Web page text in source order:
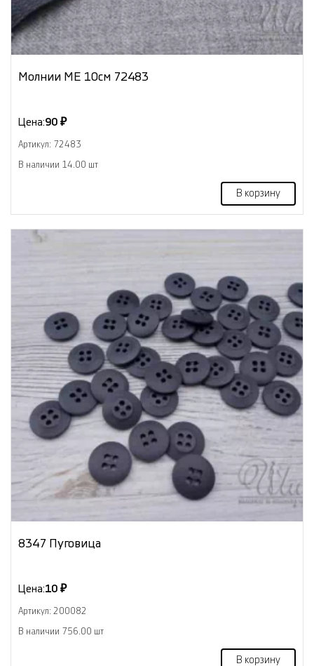
Молнии МЕ 10см 72483
Цена:90 ₽
Артикул: 72483
В наличии 14.00 шт
В корзину
8347 Пуговица
Цена:10 ₽
Артикул: 200082
В наличии 756.00 шт
В корзину